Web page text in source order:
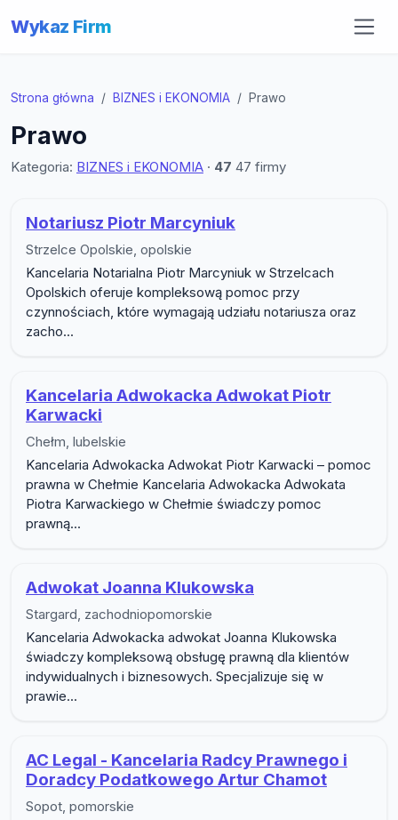
Wykaz Firm
Strona główna BIZNES i EKONOMIA Prawo
Prawo
Kategoria: BIZNES i EKONOMIA · 47 47 firmy
Notariusz Piotr Marcyniuk
Strzelce Opolskie, opolskie
Kancelaria Notarialna Piotr Marcyniuk w Strzelcach
Opolskich oferuje kompleksową pomoc przy
czynnościach, które wymagają udziału notariusza oraz
zacho...
Kancelaria Adwokacka Adwokat Piotr
Karwacki
Chełm, lubelskie
Kancelaria Adwokacka Adwokat Piotr Karwacki – pomoc
prawna w Chełmie Kancelaria Adwokacka Adwokata
Piotra Karwackiego w Chełmie świadczy pomoc
prawną...
Adwokat Joanna Klukowska
Stargard, zachodniopomorskie
Kancelaria Adwokacka adwokat Joanna Klukowska
świadczy kompleksową obsługę prawną dla klientów
indywidualnych i biznesowych. Specjalizuje się w
prawie...
AC Legal - Kancelaria Radcy Prawnego i
Doradcy Podatkowego Artur Chamot
Sopot, pomorskie